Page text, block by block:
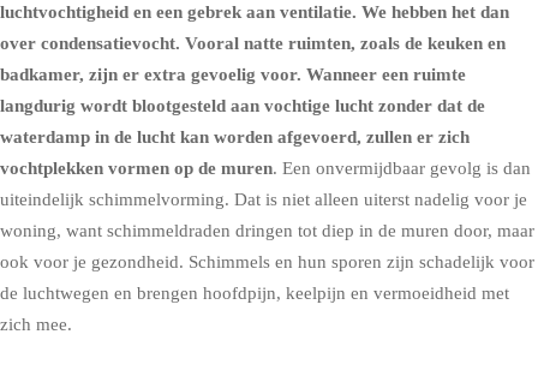
luchtvochtigheid en een gebrek aan ventilatie. We hebben het dan
over condensatievocht. Vooral natte ruimten, zoals de keuken en
badkamer, zijn er extra gevoelig voor. Wanneer een ruimte
langdurig wordt blootgesteld aan vochtige lucht zonder dat de
waterdamp in de lucht kan worden afgevoerd, zullen er zich
vochtplekken vormen op de muren. Een onvermijdbaar gevolg is dan
uiteindelijk schimmelvorming. Dat is niet alleen uiterst nadelig voor je
woning, want schimmeldraden dringen tot diep in de muren door, maar
ook voor je gezondheid. Schimmels en hun sporen zijn schadelijk voor
de luchtwegen en brengen hoofdpijn, keelpijn en vermoeidheid met
zich mee.